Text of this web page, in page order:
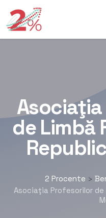
de Limbă
2 Procente >
Asociaţia Profesorilor de